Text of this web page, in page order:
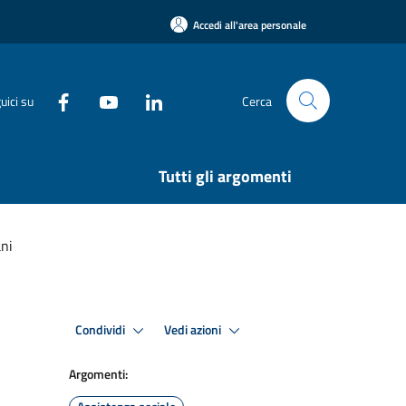
Accedi all'area personale
su Cerca
Tutti gli argomenti
Condividi Vedi azioni
Argomenti: